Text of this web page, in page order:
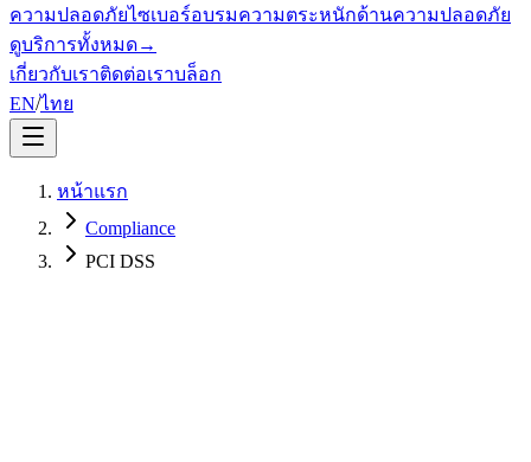
ความปลอดภัยไซเบอร์อบรมความตระหนักด้านความปลอดภัย
ดูบริการทั้งหมด→
เกี่ยวกับเราติดต่อเราบล็อก
EN/ไทย
หน้าแรก
Compliance
PCI DSS